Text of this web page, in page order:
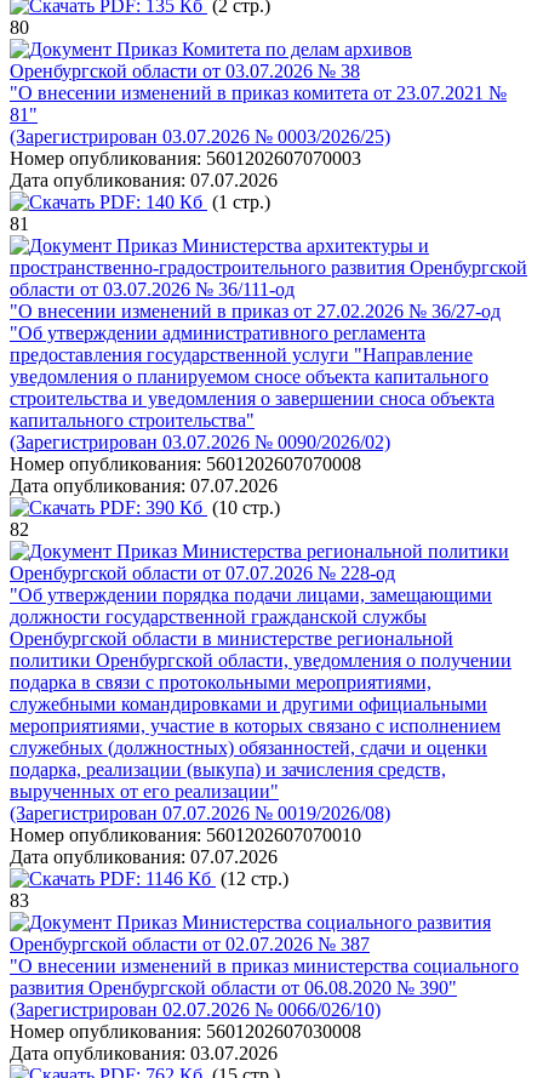
PDF: 135 Кб (2 стр.)
80
Приказ Комитета по делам архивов
Оренбургской области от 03.07.2026 № 38
"О внесении изменений в приказ комитета от 23.07.2021 №
81"
(Зарегистрирован 03.07.2026 № 0003/2026/25)
Номер опубликования: 5601202607070003
Дата опубликования: 07.07.2026
PDF: 140 Кб (1 стр.)
81
Приказ Министерства архитектуры и
пространственно-градостроительного развития Оренбургской
области от 03.07.2026 № 36/111-од
"О внесении изменений в приказ от 27.02.2026 № 36/27-од
"Об утверждении административного регламента
предоставления государственной услуги "Направление
уведомления о планируемом сносе объекта капитального
строительства и уведомления о завершении сноса объекта
капитального строительства"
(Зарегистрирован 03.07.2026 № 0090/2026/02)
Номер опубликования: 5601202607070008
Дата опубликования: 07.07.2026
PDF: 390 Кб (10 стр.)
82
Приказ Министерства региональной политики
Оренбургской области от 07.07.2026 № 228-од
"Об утверждении порядка подачи лицами, замещающими
должности государственной гражданской службы
Оренбургской области в министерстве региональной
политики Оренбургской области, уведомления о получении
подарка в связи с протокольными мероприятиями,
служебными командировками и другими официальными
мероприятиями, участие в которых связано с исполнением
служебных (должностных) обязанностей, сдачи и оценки
подарка, реализации (выкупа) и зачисления средств,
вырученных от его реализации"
(Зарегистрирован 07.07.2026 № 0019/2026/08)
Номер опубликования: 5601202607070010
Дата опубликования: 07.07.2026
PDF: 1146 Кб (12 стр.)
83
Приказ Министерства социального развития
Оренбургской области от 02.07.2026 № 387
"О внесении изменений в приказ министерства социального
развития Оренбургской области от 06.08.2020 № 390"
(Зарегистрирован 02.07.2026 № 0066/026/10)
Номер опубликования: 5601202607030008
Дата опубликования: 03.07.2026